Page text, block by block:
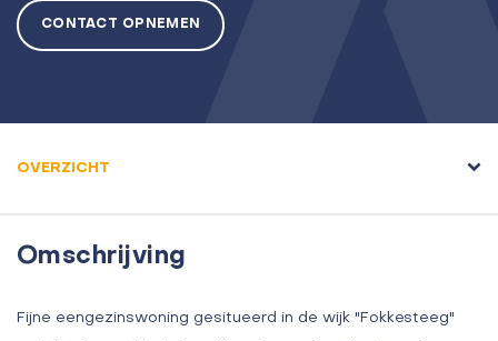
CONTACT OPNEMEN
OVERZICHT
Omschrijving
Fijne eengezinswoning gesitueerd in de wijk "Fokkesteeg"